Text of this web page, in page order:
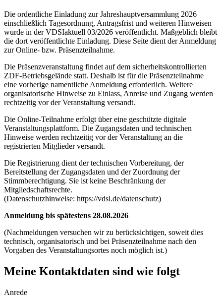
Die ordentliche Einladung zur Jahreshauptversammlung 2026
einschließlich Tagesordnung, Antragsfrist und weiteren Hinweisen
wurde in derVDSIaktuell 03/2026 veröffentlicht. Maßgeblich bleibt
die dort veröffentlichte Einladung. Diese Seite dient der Anmeldung
zur Online- bzw. Präsenzteilnahme.
Die Präsenzveranstaltung findet auf dem sicherheitskontrollierten
ZDF-Betriebsgelände statt. Deshalb ist für die Präsenzteilnahme
eine vorherige namentliche Anmeldung erforderlich. Weitere
organisatorische Hinweise zu Einlass, Anreise und Zugang werden
rechtzeitig vor der Veranstaltung versandt.
Die Online-Teilnahme erfolgt über eine geschützte digitale
Veranstaltungsplattform. Die Zugangsdaten und technischen
Hinweise werden rechtzeitig vor der Veranstaltung an die
registrierten Mitglieder versandt.
Die Registrierung dient der technischen Vorbereitung, der
Bereitstellung der Zugangsdaten und der Zuordnung der
Stimmberechtigung. Sie ist keine Beschränkung der
Mitgliedschaftsrechte.
(Datenschutzhinweise: https://vdsi.de/datenschutz)
Anmeldung bis spätestens 28.08.2026
(Nachmeldungen versuchen wir zu berücksichtigen, soweit dies
technisch, organisatorisch und bei Präsenzteilnahme nach den
Vorgaben des Veranstaltungsortes noch möglich ist.)
Meine Kontaktdaten sind wie folgt
Anrede